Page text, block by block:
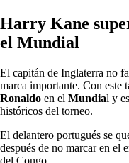
Harry Kane
el Mundial
El capitán de Inglaterra no
marca importante. Con este
Ronaldo en el Mundial y
históricos del torneo.
El delantero portugués se
después de no marcar en el
del Congo.